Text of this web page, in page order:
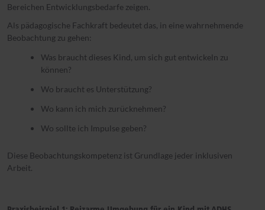
Bereichen Entwicklungsbedarfe zeigen.
Als pädagogische Fachkraft bedeutet das, in eine wahrnehmende
Beobachtung zu gehen:
Was braucht dieses Kind, um sich gut entwickeln zu
können?
Wo braucht es Unterstützung?
Wo kann ich mich zurücknehmen?
Wo sollte ich Impulse geben?
Diese Beobachtungskompetenz ist Grundlage jeder inklusiven
Arbeit.